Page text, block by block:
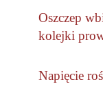
Oszczep
kolejki
Napięcie